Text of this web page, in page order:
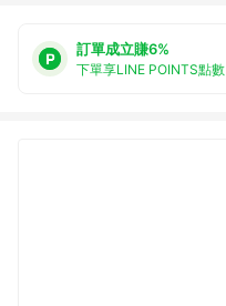
訂單成立賺6%
下單享LINE POINTS點數